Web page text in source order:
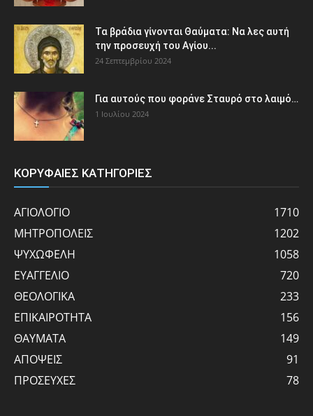
Τα βράδια γίνονται Θαύματα: Να λες αυτή
την προσευχή του Αγίου...
24 Σεπτεμβρίου 2024
Για αυτούς που φοράνε Σταυρό στο λαιμό…
1 Ιουλίου 2024
ΚΟΡΥΦΑΙΕΣ ΚΑΤΗΓΟΡΙΕΣ
ΑΓΙΟΛΟΓΙΟ
1710
ΜΗΤΡΟΠΟΛΕΙΣ
1202
ΨΥΧΩΦΕΛΗ
1058
ΕΥΑΓΓΕΛΙΟ
720
ΘΕΟΛΟΓΙΚΑ
233
ΕΠΙΚΑΙΡΟΤΗΤΑ
156
ΘΑΥΜΑΤΑ
149
ΑΠΟΨΕΙΣ
91
ΠΡΟΣΕΥΧΕΣ
78